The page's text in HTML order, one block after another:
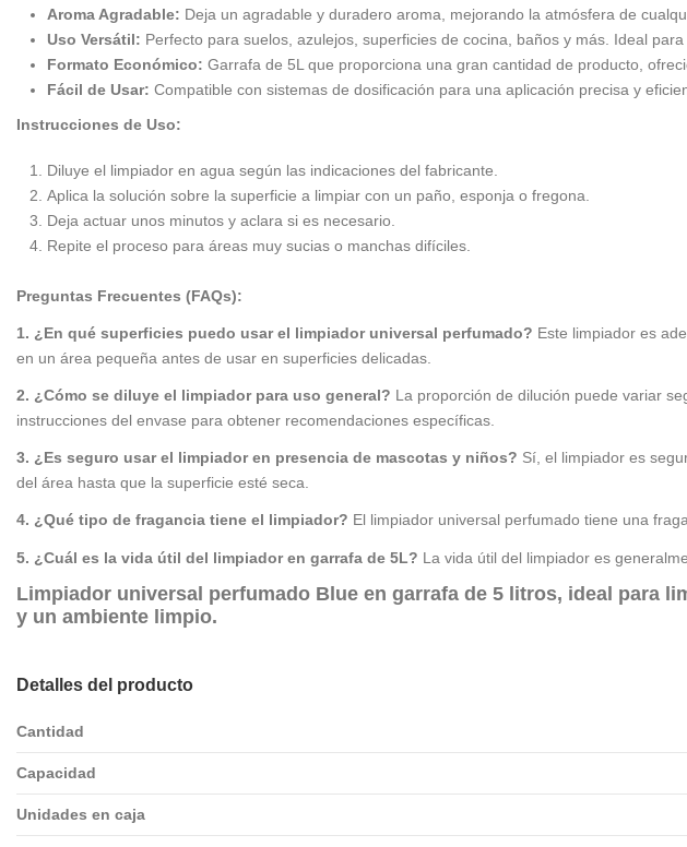
Aroma Agradable: Deja un agradable y duradero aroma, mejorando la atmósfera de
Uso Versátil: Perfecto para suelos, azulejos, superficies de cocina, baños y más. Ideal
Formato Económico: Garrafa de 5L que proporciona una gran cantidad de producto,
Fácil de Usar: Compatible con sistemas de dosificación para una aplicación precisa y
Instrucciones de Uso:
Diluye el limpiador en agua según las indicaciones del fabricante.
Aplica la solución sobre la superficie a limpiar con un paño, esponja o fregona.
Deja actuar unos minutos y aclara si es necesario.
Repite el proceso para áreas muy sucias o manchas difíciles.
Preguntas Frecuentes (FAQs):
1. ¿En qué superficies puedo usar el limpiador universal perfumado? Este limpiador es
en un área pequeña antes de usar en superficies delicadas.
2. ¿Cómo se diluye el limpiador para uso general? La proporción de dilución puede variar
instrucciones del envase para obtener recomendaciones específicas.
3. ¿Es seguro usar el limpiador en presencia de mascotas y niños? Sí, el limpiador es
del área hasta que la superficie esté seca.
4. ¿Qué tipo de fragancia tiene el limpiador? El limpiador universal perfumado tiene una
5. ¿Cuál es la vida útil del limpiador en garrafa de 5L? La vida útil del limpiador es
Limpiador universal perfumado Blue en garrafa de 5 litros, ideal para
y un ambiente limpio.
Detalles del producto
Cantidad
Capacidad
Unidades en caja